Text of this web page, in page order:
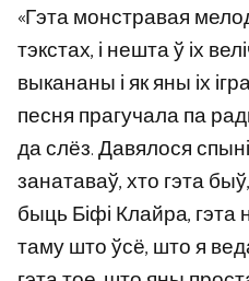
«Гэта монстравая
тэкстах, і нешта ў іх
выкананы і як яны іх
песня прагучала па
да слёз. Давялося
занатаваў, хто гэта
быць Біфі Клайра, гэта
таму што ўсё, што я